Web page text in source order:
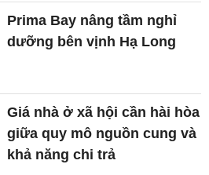
Prima Bay nâng tầm nghỉ
dưỡng bên vịnh Hạ Long
Giá nhà ở xã hội cần hài hòa
giữa quy mô nguồn cung và
khả năng chi trả